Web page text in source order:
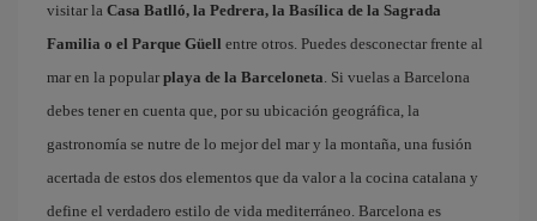
visitar la Casa Batlló, la Pedrera, la Basílica de la Sagrada
Familia o el Parque Güell entre otros. Puedes desconectar frente al
mar en la popular playa de la Barceloneta. Si vuelas a Barcelona
debes tener en cuenta que, por su ubicación geográfica, la
gastronomía se nutre de lo mejor del mar y la montaña, una fusión
acertada de estos dos elementos que da valor a la cocina catalana y
define el verdadero estilo de vida mediterráneo. Barcelona es